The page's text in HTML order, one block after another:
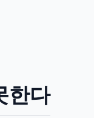
한다